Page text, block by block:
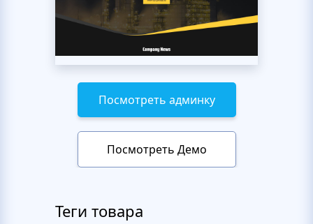
Посмотреть админку
Посмотреть Демо
Теги товара